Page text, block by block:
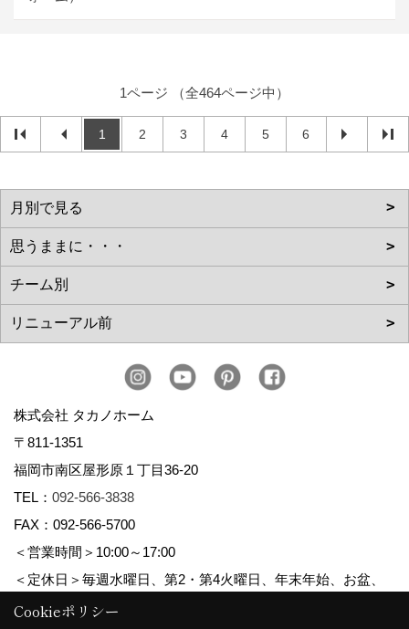
1ページ （全464ページ中）
1 2 3 4 5 6
株式会社 タカノホーム
〒811-1351
福岡市南区屋形原１丁目36-20
TEL： 092-566-3838
FAX：092-566-5700
＜営業時間＞10:00～17:00
＜定休日＞毎週水曜日、第2・第4火曜日、年末年始、お盆、
ゴールデンウィーク、夏季休暇
Cookieポリシー